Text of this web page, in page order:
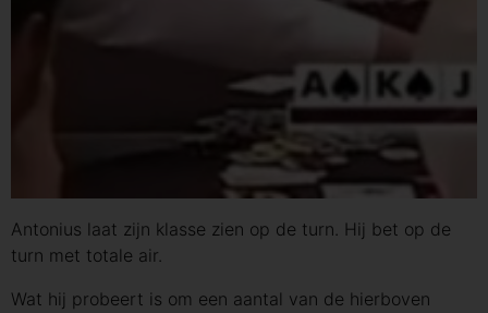
Antonius laat zijn klasse zien op de turn. Hij bet op de
turn met totale air.
Wat hij probeert is om een aantal van de hierboven